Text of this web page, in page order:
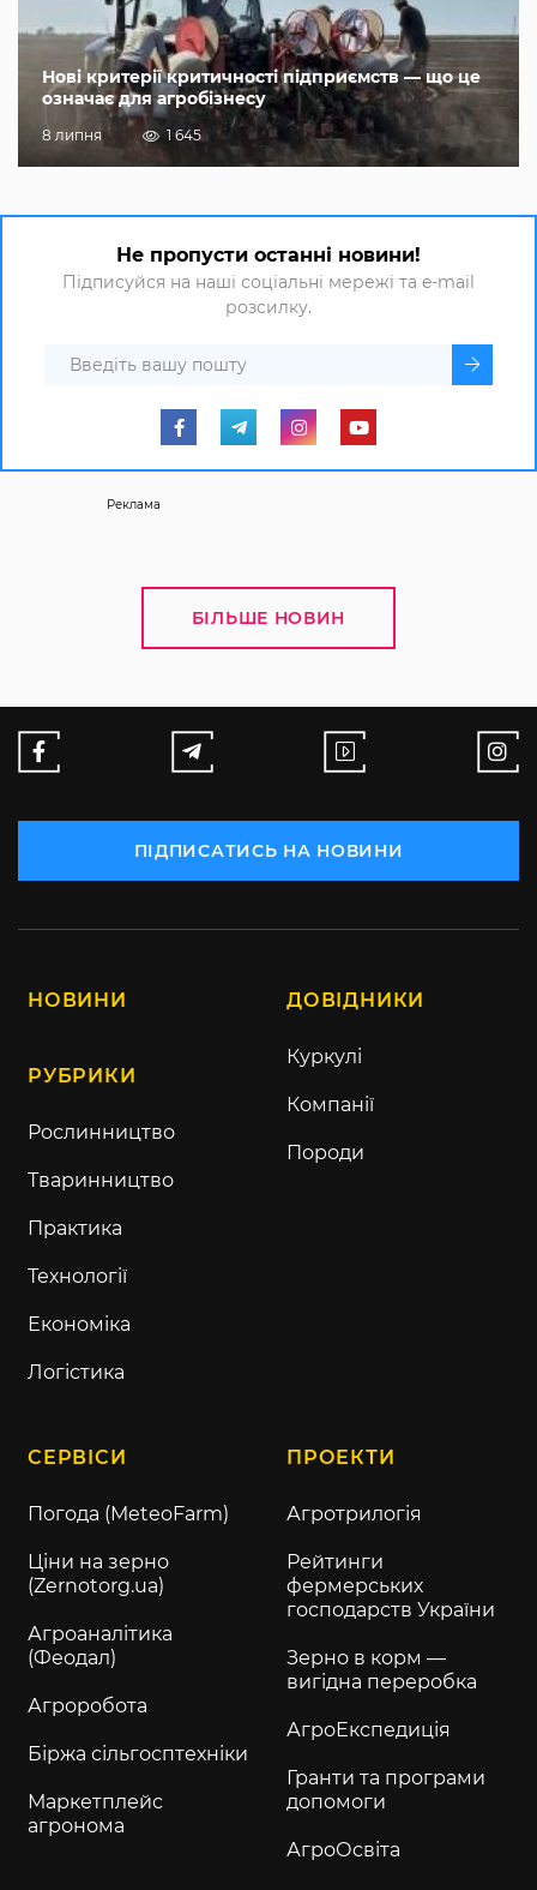
Нові критерії критичності підприємств — що це
означає для агробізнесу
8 липня 1 645
Не пропусти останні новини!
Підписуйся на наші соціальні мережі та e-mail
розсилку.
Реклама
БІЛЬШЕ НОВИН
ПІДПИСАТИСЬ НА НОВИНИ
НОВИНИ
РУБРИКИ
Рослинництво
Тваринництво
Практика
Технології
Економіка
Логістика
ДОВІДНИКИ
Куркулі
Компанії
Породи
СЕРВІСИ
Погода (MeteoFarm)
Ціни на зерно
(Zernotorg.ua)
Агроаналітика
(Феодал)
Агроробота
Біржа сільгосптехніки
Маркетплейс
агронома
ПРОЕКТИ
Агротрилогія
Рейтинги
фермерських
господарств України
Зерно в корм —
вигідна переробка
АгроЕкспедиція
Гранти та програми
допомоги
АгроОсвіта